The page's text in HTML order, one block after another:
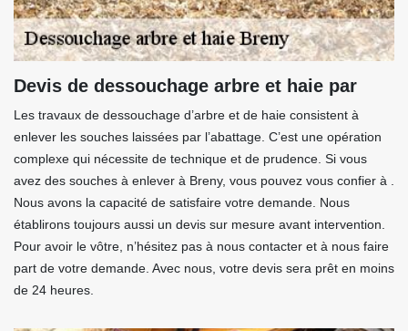
Devis de dessouchage arbre et haie par
Les travaux de dessouchage d’arbre et de haie consistent à
enlever les souches laissées par l’abattage. C’est une opération
complexe qui nécessite de technique et de prudence. Si vous
avez des souches à enlever à Breny, vous pouvez vous confier à .
Nous avons la capacité de satisfaire votre demande. Nous
établirons toujours aussi un devis sur mesure avant intervention.
Pour avoir le vôtre, n’hésitez pas à nous contacter et à nous faire
part de votre demande. Avec nous, votre devis sera prêt en moins
de 24 heures.